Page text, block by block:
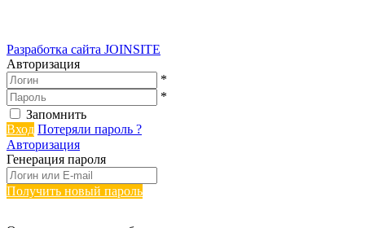
Разработка сайта JOINSITE
Авторизация
*
*
Запомнить
Вход Потеряли пароль ?
Авторизация
Генерация пароля
Получить новый пароль